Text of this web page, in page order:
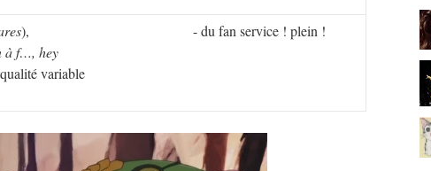
),
à f…, hey
variable
- du fan service ! plein !